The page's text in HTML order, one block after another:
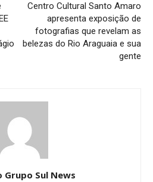
Centro Cultural Santo Amaro
apresenta exposição de
fotografias que revelam as
belezas do Rio Araguaia e sua
gente
Grupo Sul News